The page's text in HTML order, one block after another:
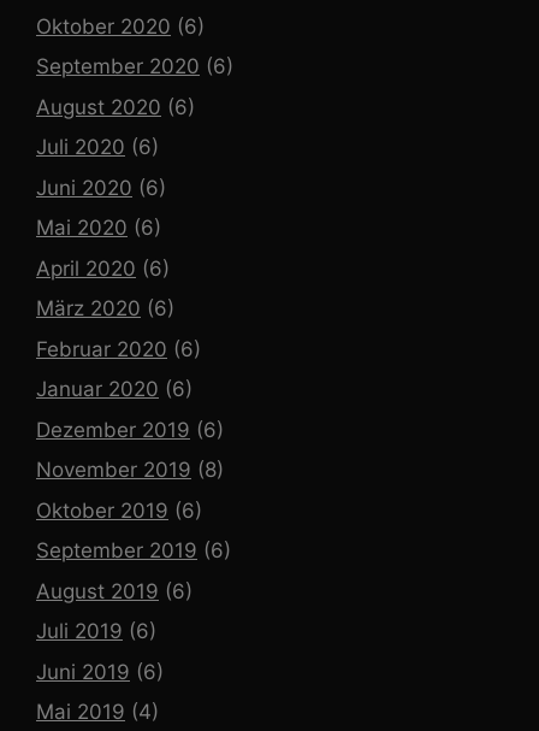
Oktober 2020 (6)
September 2020 (6)
August 2020 (6)
Juli 2020 (6)
Juni 2020 (6)
Mai 2020 (6)
April 2020 (6)
März 2020 (6)
Februar 2020 (6)
Januar 2020 (6)
Dezember 2019 (6)
November 2019 (8)
Oktober 2019 (6)
September 2019 (6)
August 2019 (6)
Juli 2019 (6)
Juni 2019 (6)
Mai 2019 (4)